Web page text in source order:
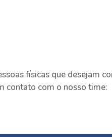
físicas que desejam
contato com o nosso time: